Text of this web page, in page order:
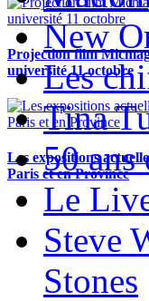
Projection film
université 11 octobre
Les expositions
Paris et en Province
New
Les
Tina
50 ans
Le
Steve
Stones